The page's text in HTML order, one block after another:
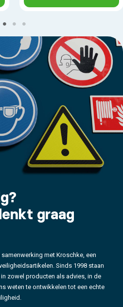
graag
samenwerking met Kroschke, een
Sinds 1998 staan
zowel producten als advies, in de
weten te ontwikkelen tot een echte